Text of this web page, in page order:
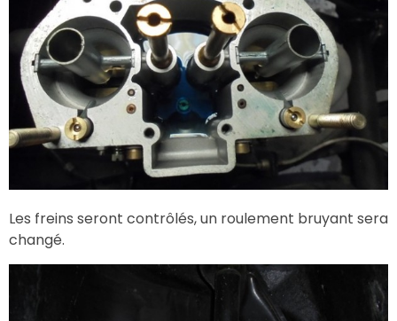
Les freins seront contrôlés, un roulement bruyant sera
changé.